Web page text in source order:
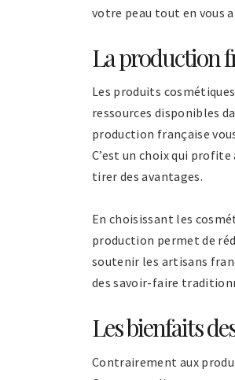
votre peau tout en vous
La production
Les produits
ressources disponibles
production française
C’est un choix qui
tirer des avantages.
En choisissant les
production permet de
soutenir les artisans
des savoir-faire
Les bienfaits
Contrairement aux